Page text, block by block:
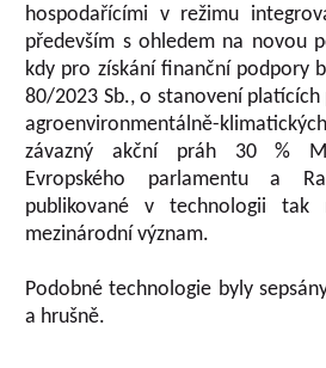
hospodařícími v režimu
především s ohledem na novou
kdy pro získání finanční podpory
80/2023 Sb., o stanovení
agroenvironmentálně-
závazný akční práh 30 %
Evropského parlamentu a
publikované v technologii tak
mezinárodní význam.
Podobné technologie byly
a hrušně.